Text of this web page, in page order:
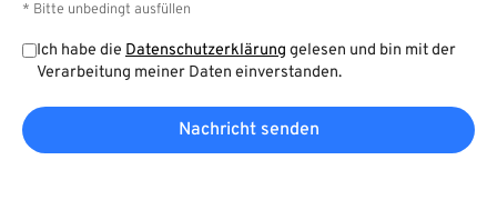
* Bitte unbedingt ausfüllen
Ich habe die Datenschutzerklärung gelesen und bin mit der
Verarbeitung meiner Daten einverstanden.
Nachricht senden